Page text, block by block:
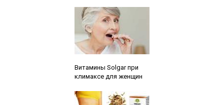
Витамины Solgar при
климаксе для женщин